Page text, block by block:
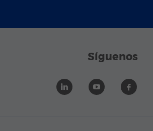
Síguenos